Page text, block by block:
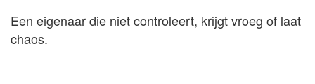
Een eigenaar die niet controleert, krijgt vroeg of laat
chaos.